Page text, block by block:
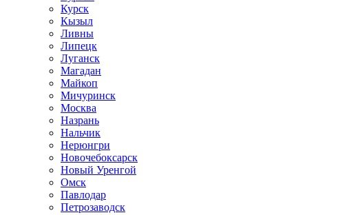
Курск
Кызыл
Ливны
Липецк
Луганск
Магадан
Майкоп
Мичуринск
Москва
Назрань
Нальчик
Нерюнгри
Новочебоксарск
Новый Уренгой
Омск
Павлодар
Петрозаводск